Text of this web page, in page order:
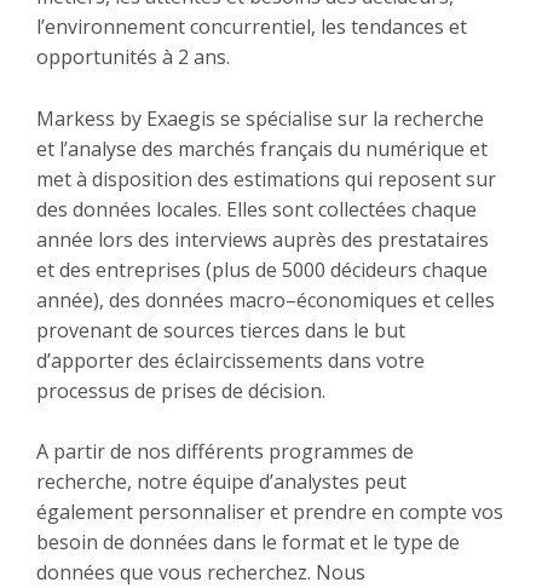
l’environnement concurrentiel, les tendances et
opportunités à 2 ans.
Markess by Exaegis se spécialise sur la recherche
et l’analyse des marchés français du numérique et
met à disposition des estimations qui reposent sur
des données locales. Elles sont collectées chaque
année lors des interviews auprès des prestataires
et des entreprises (plus de 5000 décideurs chaque
année), des données macro–économiques et celles
provenant de sources tierces dans le but
d’apporter des éclaircissements dans votre
processus de prises de décision.
A partir de nos différents programmes de
recherche, notre équipe d’analystes peut
également personnaliser et prendre en compte vos
besoin de données dans le format et le type de
données que vous recherchez. Nous